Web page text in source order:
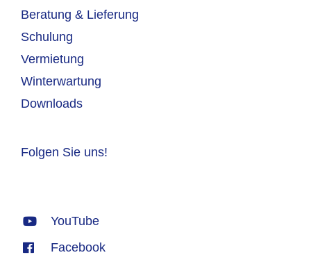
Beratung & Lieferung
Schulung
Vermietung
Winterwartung
Downloads
Folgen Sie uns!
YouTube
Facebook